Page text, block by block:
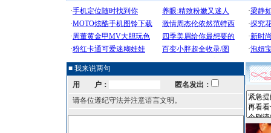
■ 我来说两句
用 户：
匿名发出：
请各位遵纪守法并注意语言文明。